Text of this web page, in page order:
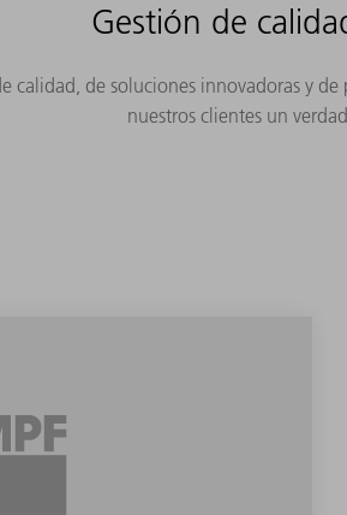
Gestión de
calidad, de soluciones innovadoras y
nuestros clientes un